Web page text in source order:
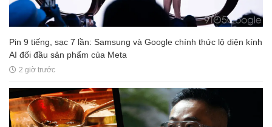
Pin 9 tiếng, sạc 7 lần: Samsung và Google chính thức lộ diện kính
AI đối đầu sản phẩm của Meta
2 giờ trước